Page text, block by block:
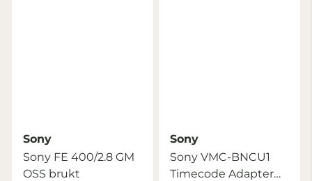
Sony
Sony FE 400/2.8 GM
OSS brukt
Sony
Sony VMC-BNCU1
Timecode Adapter